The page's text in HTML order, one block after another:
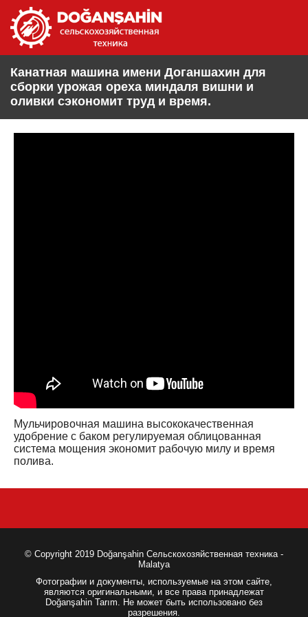
Канатная машина имени Доганшахин для
сборки урожая ореха миндаля вишни и
оливки сэкономит труд и время.
Мульчировочная машина высококачественная
удобрение с баком регулируемая облицованная
система мощения экономит рабочую милу и время
полива.
© Copyright 2019 Doğanşahin Сельскохозяйственная техника -
Malatya
Фотографии и документы, используемые на этом сайте,
являются оригинальными, и все права принадлежат
Doğanşahin Tarım. Не может быть использовано без
разрешения.